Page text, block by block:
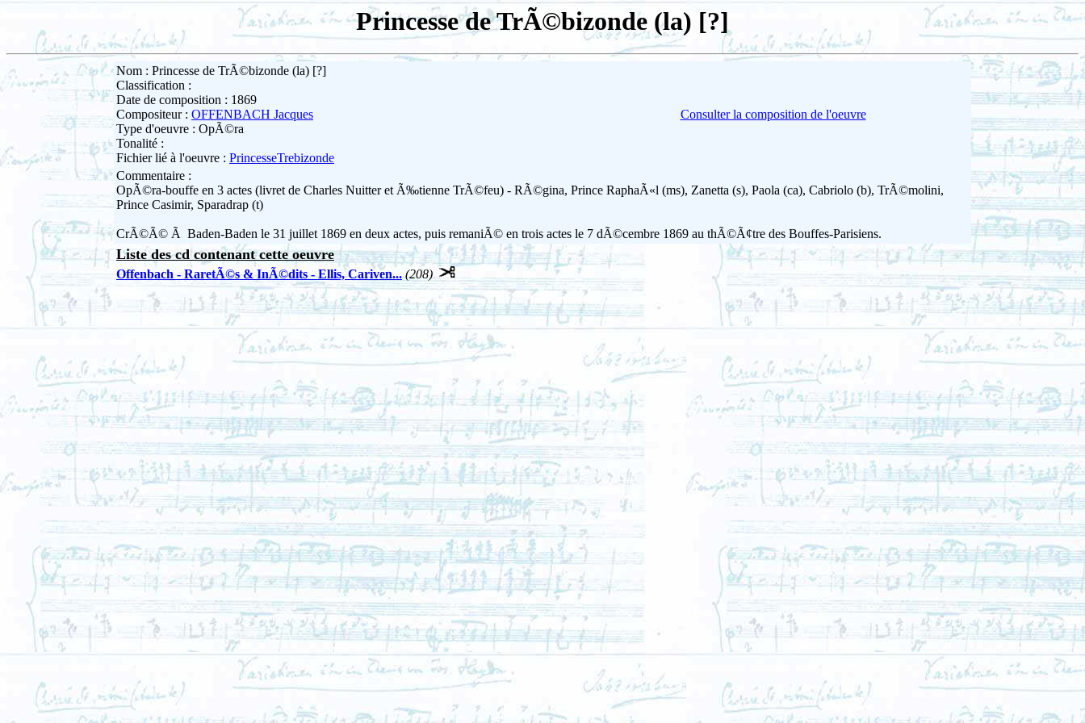
Princesse de TrÃ©bizonde (la) [?]
Nom : Princesse de TrÃ©bizonde (la) [?]
Classification :
Date de composition : 1869
Compositeur : OFFENBACH Jacques
Type d'oeuvre : OpÃ©ra
Tonalité :
Fichier lié à l'oeuvre : PrincesseTrebizonde
Consulter la composition de l'oeuvre
Commentaire :
OpÃ©ra-bouffe en 3 actes (livret de Charles Nuitter et Ã‰tienne TrÃ©feu) - RÃ©gina, Prince RaphaÃ«l (ms), Zanetta (s), Paola (ca), Cabriolo (b), TrÃ©molini,
Prince Casimir, Sparadrap (t)
CrÃ©Ã© Ã Baden-Baden le 31 juillet 1869 en deux actes, puis remaniÃ© en trois actes le 7 dÃ©cembre 1869 au thÃ©Ã¢tre des Bouffes-Parisiens.
Liste des cd contenant cette oeuvre
Offenbach - RaretÃ©s & InÃ©dits - Ellis, Cariven... (208)